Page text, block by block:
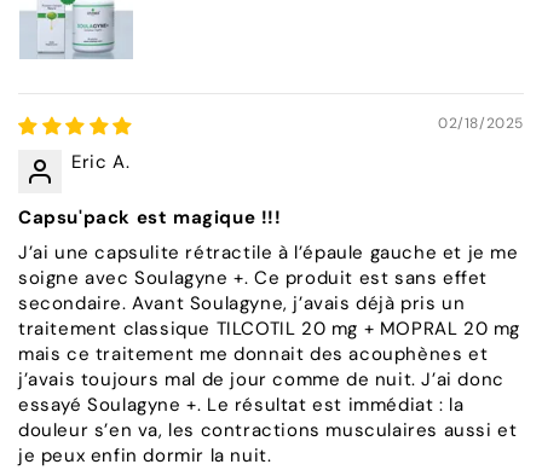
02/18/2025
Eric A.
Capsu'pack est magique !!!
J’ai une capsulite rétractile à l’épaule gauche et je me
soigne avec Soulagyne +. Ce produit est sans effet
secondaire. Avant Soulagyne, j’avais déjà pris un
traitement classique TILCOTIL 20 mg + MOPRAL 20 mg
mais ce traitement me donnait des acouphènes et
j’avais toujours mal de jour comme de nuit. J’ai donc
essayé Soulagyne +. Le résultat est immédiat : la
douleur s’en va, les contractions musculaires aussi et
je peux enfin dormir la nuit.